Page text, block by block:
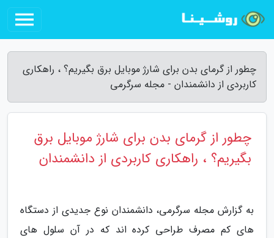
چطور از گرمای بدن برای شارژ موبایل برق بگیریم؟ ، راهکاری
کاربردی از دانشمندان - مجله سرگرمی
چطور از گرمای بدن برای شارژ موبایل برق
بگیریم؟ ، راهکاری کاربردی از دانشمندان
به گزارش مجله سرگرمی، دانشمندان نوع جدیدی از دستگاه
های کم مصرف طراحی کرده اند که در آن سلول های